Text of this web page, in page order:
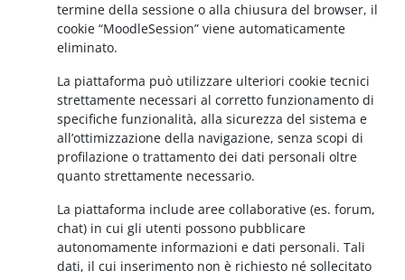
termine della sessione o alla chiusura del browser, il
cookie “MoodleSession” viene automaticamente
eliminato.
La piattaforma può utilizzare ulteriori cookie tecnici
strettamente necessari al corretto funzionamento di
specifiche funzionalità, alla sicurezza del sistema e
all’ottimizzazione della navigazione, senza scopi di
profilazione o trattamento dei dati personali oltre
quanto strettamente necessario.
La piattaforma include aree collaborative (es. forum,
chat) in cui gli utenti possono pubblicare
autonomamente informazioni e dati personali. Tali
dati, il cui inserimento non è richiesto né sollecitato